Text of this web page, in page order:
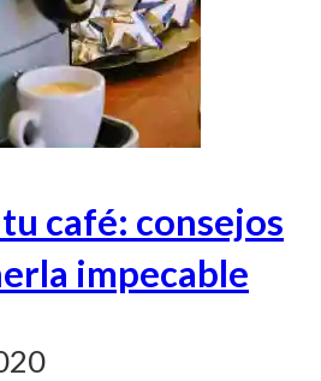
café: consejos
impecable